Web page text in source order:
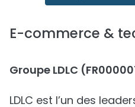
E-commerce &
Groupe LDLC
LDLC est l’un des